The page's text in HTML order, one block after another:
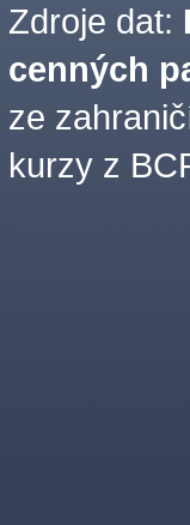
Zdroje dat:
cenných
ze
kurzy z